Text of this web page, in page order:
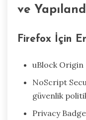
ve
Firefox İçin
uBlock Origin
NoScript
güvenlik
Privacy